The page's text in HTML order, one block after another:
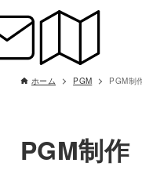
ホーム PGM PGM制
PGM制